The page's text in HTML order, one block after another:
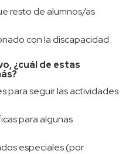
resto de alumnos/as
con la discapacidad
¿cuál de estas
para seguir las actividades
para algunas
especiales (por